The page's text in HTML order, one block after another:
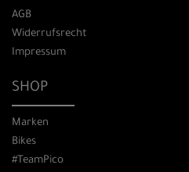
AGB
Widerrufsrecht
Impressum
SHOP
Marken
Bikes
#TeamPico